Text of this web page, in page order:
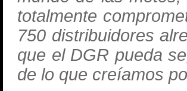
totalmente
750 distribuidores
que el DGR pueda
de lo que creíamos